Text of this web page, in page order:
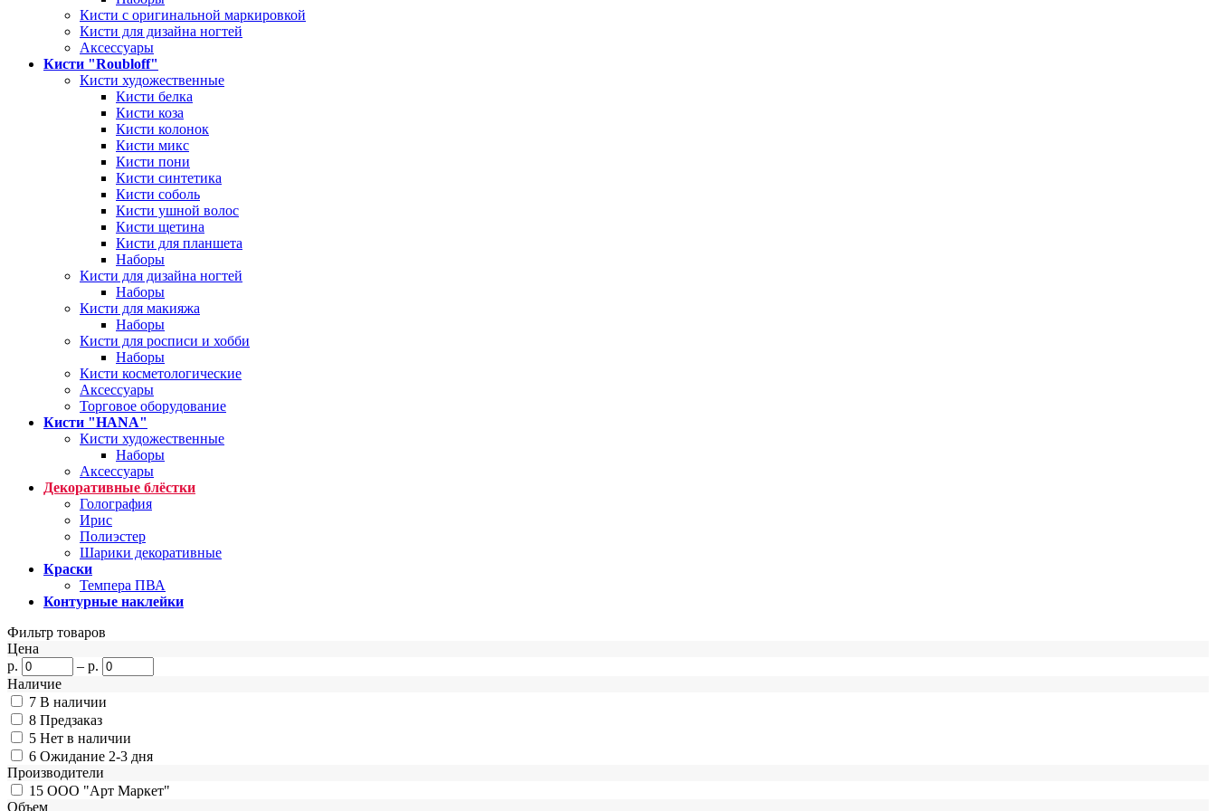
Кисти с оригинальной маркировкой
Кисти для дизайна ногтей
Аксессуары
Кисти "Roubloff"
Кисти художественные
Кисти белка
Кисти коза
Кисти колонок
Кисти микс
Кисти пони
Кисти синтетика
Кисти соболь
Кисти ушной волос
Кисти щетина
Кисти для планшета
Наборы
Кисти для дизайна ногтей
Наборы
Кисти для макияжа
Наборы
Кисти для росписи и хобби
Наборы
Кисти косметологические
Аксессуары
Торговое оборудование
Кисти "HANA"
Кисти художественные
Наборы
Аксессуары
Декоративные блёстки
Голография
Ирис
Полиэстер
Шарики декоративные
Краски
Темпера ПВА
Контурные наклейки
Фильтр товаров
Цена
р.
– р.
Наличие
7 В наличии
8 Предзаказ
5 Нет в наличии
6 Ожидание 2-3 дня
Производители
15 ООО "Арт Маркет"
Объем